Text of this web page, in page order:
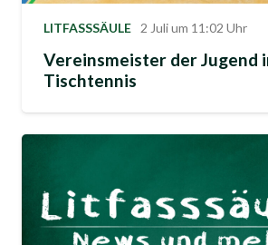
LITFASSSÄULE 2 Juli um 11:02 Uhr
Vereinsmeister der Jugend
Tischtennis